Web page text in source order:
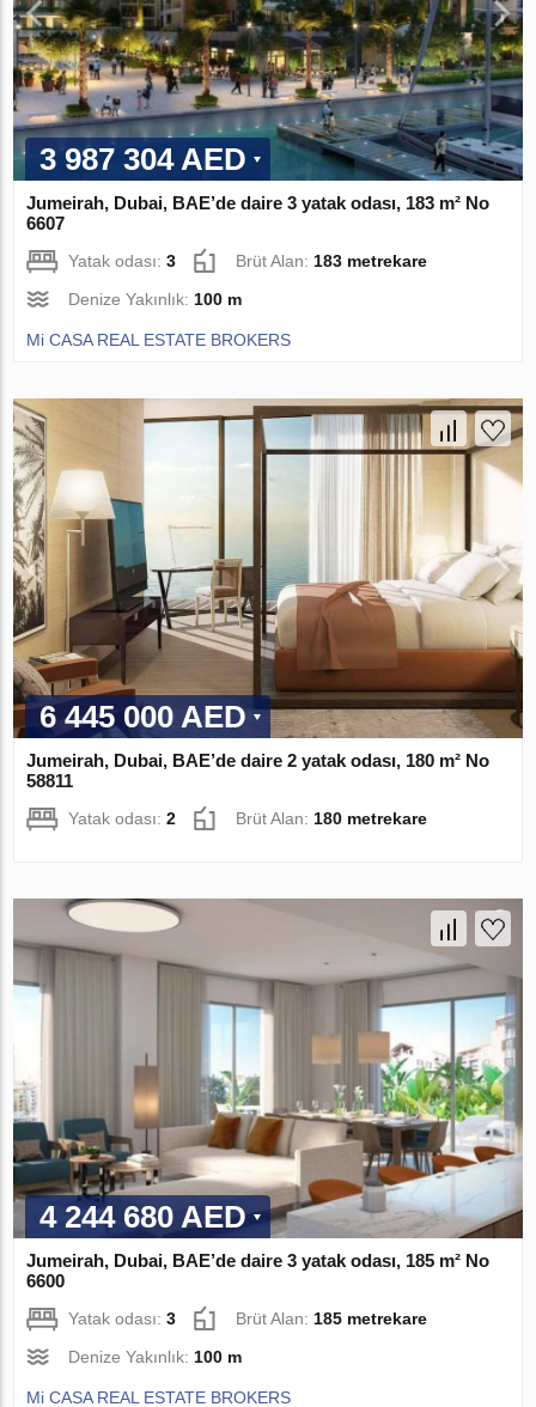
3 987 304 AED
Jumeirah, Dubai, BAE’de daire 3 yatak odası, 183 m² No
6607
Yatak odası:3 Brüt Alan:183 metrekare
Denize Yakınlık:100 m
Mi CASA REAL ESTATE BROKERS
6 445 000 AED
Jumeirah, Dubai, BAE’de daire 2 yatak odası, 180 m² No
58811
Yatak odası:2 Brüt Alan: 180 metrekare
4 244 680 AED
Jumeirah, Dubai, BAE’de daire 3 yatak odası, 185 m² No
6600
Yatak odası:3 Brüt Alan: 185 metrekare
Denize Yakınlık: 100 m
Mi CASA REAL ESTATE BROKERS